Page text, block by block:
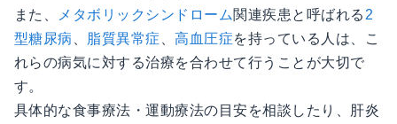
また、 メタボリックシンドローム関連疾患と呼ばれる2
型糖尿病 、 脂質異常症 、 高血圧症を持っている人は、こ
れらの病気に対する治療を合わせて行うことが大切で
す。
具体的な食事療法・運動療法の目安を相談したり、肝炎